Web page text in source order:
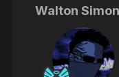
Walton